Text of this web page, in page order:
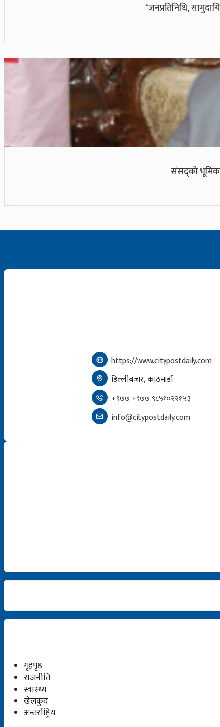
‘जनप्रतिनिधि,
संसद्को भूमिका
https://www.citypostdaily.com
डिल्लीबजार, काठमाडौं
+९७७ +९७७ ९८५१०२२१५३
info@citypostdaily.com
गृहपृष्ठ
राजनीति
स्वास्थ्य
खेलकुद
अन्तर्राष्ट्रिय